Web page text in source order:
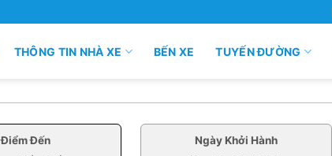
THÔNG TIN NHÀ XE BẾN XE TUYẾN ĐƯỜNG
Điểm Đến Ngày Khởi Hành